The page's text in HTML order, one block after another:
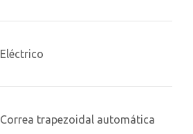
Eléctrico
Correa trapezoidal automática